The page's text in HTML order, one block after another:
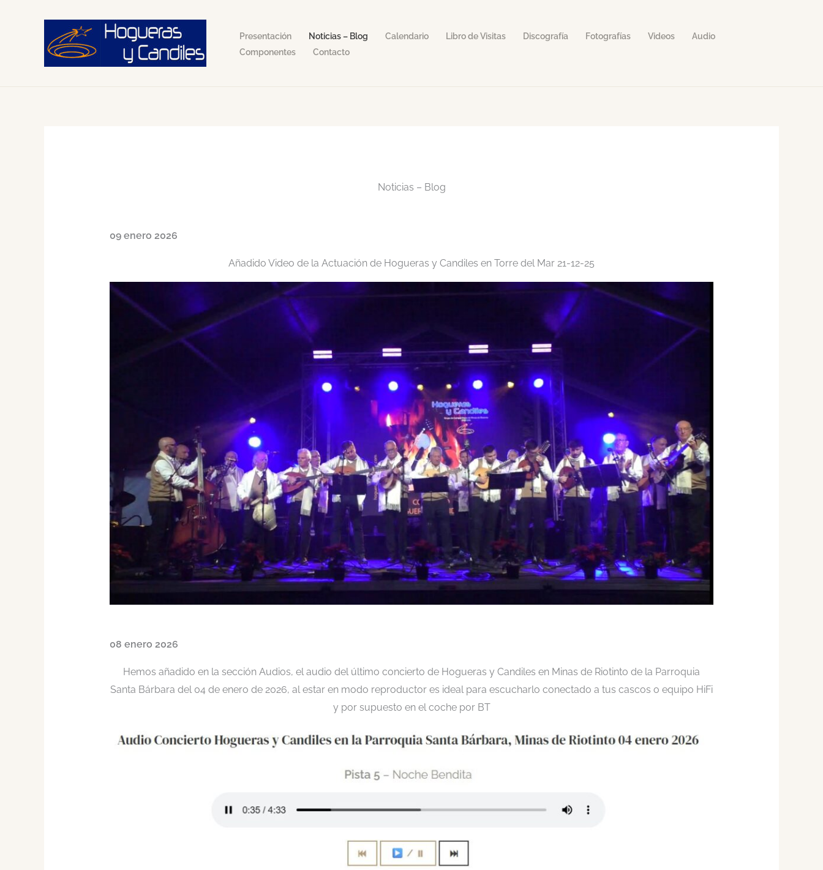
contenido
Presentación Noticias – Blog Calendario Libro de Visitas Discografía Fotografías Videos
Audio
Componentes
Contacto
Noticias – Blog
09 enero 2026
Añadido Video de la Actuación de Hogueras y Candiles en Torre del Mar 21-12-25
08 enero 2026
Hemos añadido en la sección Audios, el audio del último concierto de Hogueras y Candiles en Minas de Riotinto de la Parroquia
Santa Bárbara del 04 de enero de 2026, al estar en modo reproductor es ideal para escucharlo conectado a tus cascos o equipo HiFi
y por supuesto en el coche por BT